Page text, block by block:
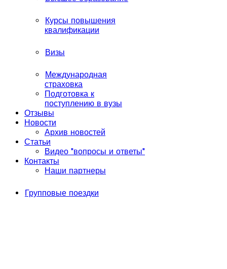
Курсы повышения
квалификации
Визы
Международная
страховка
Подготовка к
поступлению в вузы
Отзывы
Новости
Архив новостей
Статьи
Видео "вопросы и ответы"
Контакты
Наши партнеры
Групповые поездки